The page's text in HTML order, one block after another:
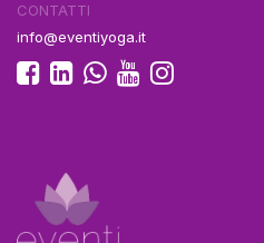
CONTATTI
info@eventiyoga.it